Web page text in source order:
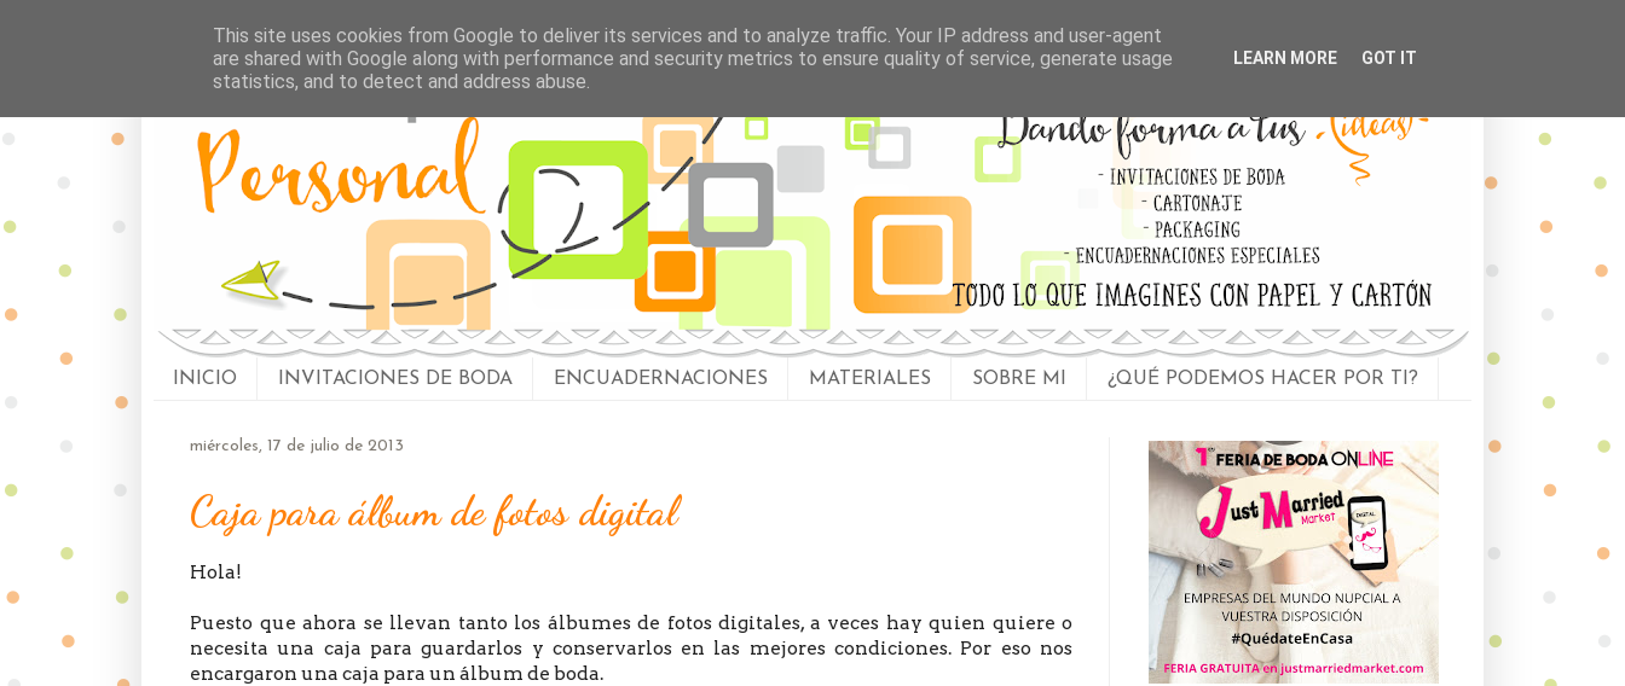
INICIO INVITACIONES DE BODA ENCUADERNACIONES MATERIALES SOBRE MI ¿QUÉ PODEMOS HACER POR TI?
miércoles, 17 de julio de 2013
Caja para álbum de fotos digital
Hola!
Puesto que ahora se llevan tanto los álbumes de fotos digitales, a veces hay quien quiere o
necesita una caja para guardarlos y conservarlos en las mejores condiciones. Por eso nos
encargaron una caja para un álbum de boda.
This site uses cookies from Google to deliver its services and to analyze traffic. Your IP address and user-agent
are shared with Google along with performance and security metrics to ensure quality of service, generate usage
statistics, and to detect and address abuse.
LEARN MORE GOT IT